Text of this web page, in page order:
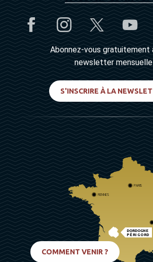
Abonnez-vous gratuitement
newsletter mensuelle
S'INSCRIRE À LA
DORDOGNE
PÉRIGORD
PARIS
RENNES
COMMENT VENIR ?